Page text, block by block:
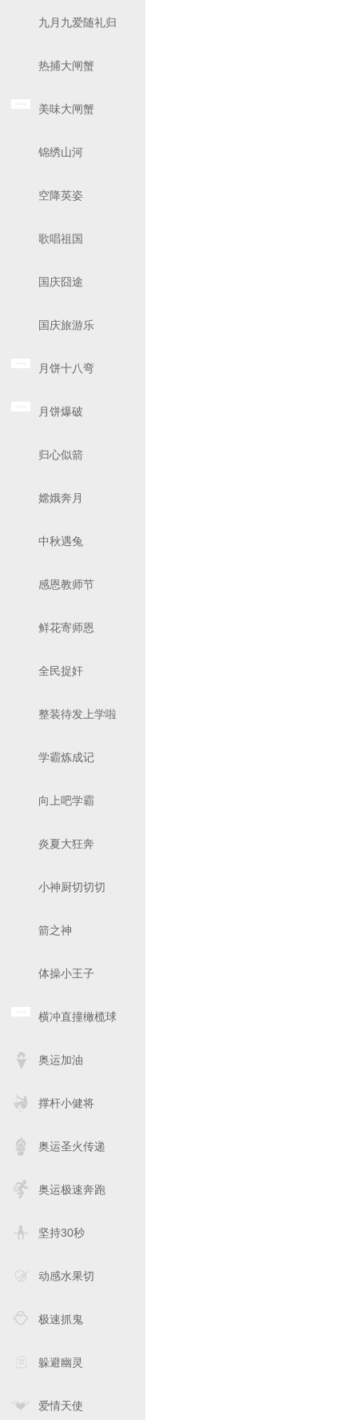
九月九爱随礼归
热捕大闸蟹
美味大闸蟹
锦绣山河
空降英姿
歌唱祖国
国庆囧途
国庆旅游乐
月饼十八弯
月饼爆破
归心似箭
嫦娥奔月
中秋遇兔
感恩教师节
鲜花寄师恩
全民捉奸
整装待发上学啦
学霸炼成记
向上吧学霸
炎夏大狂奔
小神厨切切切
箭之神
体操小王子
横冲直撞橄榄球
奥运加油
撑杆小健将
奥运圣火传递
奥运极速奔跑
坚持30秒
动感水果切
极速抓鬼
躲避幽灵
爱情天使